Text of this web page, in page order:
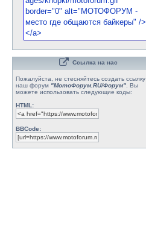
Ссылка на нас
Пожалуйста, не стесняйтесь создать
наш форум "МотоФорум.RU/Форум" . Вы
можете использовать следующие коды:
HTML:
BBCode: